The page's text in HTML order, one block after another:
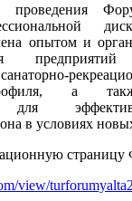
опытом и
а
для
в условиях
страницу
view/